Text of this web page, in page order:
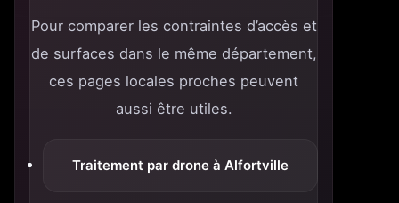
Pour comparer les contraintes d’accès et
de surfaces dans le même département,
ces pages locales proches peuvent
aussi être utiles.
Traitement par drone à Alfortville